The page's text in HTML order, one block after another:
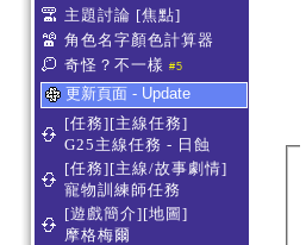
主題討論 [焦點]
角色名字顏色計算器
奇怪？不一樣 #5
更新頁面 - Update
[任務][主線任務]
G25主線任務 - 日蝕
[任務][主線/故事劇情]
寵物訓練師任務
[遊戲簡介][地圖]
摩格梅爾